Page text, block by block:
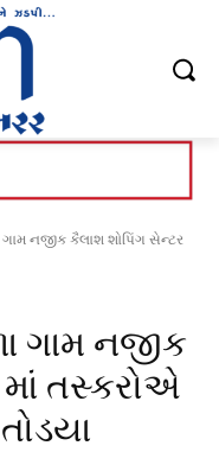
ગામ નજીક કૈલાશ શોપિંગ સેન્ટર
ગામ નજીક
તસ્કરોએ